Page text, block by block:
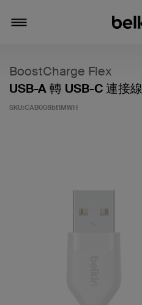
BoostCharge Flex
USB-A 轉 USB-C 連接線
SKU:CAB008bt1MWH